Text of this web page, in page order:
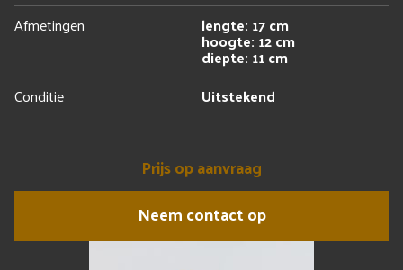
Afmetingen
lengte: 17 cm
hoogte: 12 cm
diepte: 11 cm
Conditie
Uitstekend
Prijs op aanvraag
Neem contact op